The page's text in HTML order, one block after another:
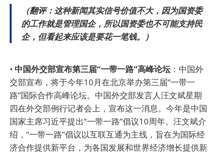
（翻评：这种新闻其实信号价值不大，因为国资委
的工作就是管理国企，所以国资委也不可能支持民
企，但看起来应该是要花一笔钱。）
• 中国外交部宣布第三届“一带一路”高峰论坛：中国外
交部宣布，将于今年10月在北京举办第三届“一带一
路”国际合作高峰论坛。中国外交部发言人汪文斌星期
四在外交部例行记者会上，宣布这一消息。今年是中国
国家主席习近平提出“一带一路”倡议10周年。汪文斌介
绍，“一带一路”倡议以互联互通为主线，旨在为国际经
济合作提供新平台，为各国发展和世界经济增长提供新